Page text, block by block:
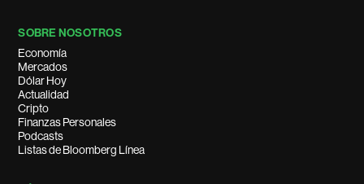
SOBRE NOSOTROS
Economía
Mercados
Dólar Hoy
Actualidad
Cripto
Finanzas Personales
Podcasts
Listas de Bloomberg Línea